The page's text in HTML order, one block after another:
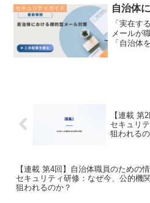
でクラウ
常ルーテ
セキュリティガイド 自治体
「実在す
メールが
「自治体
【連載 第
セキュリ
狙われる
【連載 第4回】自治体職員のための
セキュリティ研修：なぜ今、公的機
狙われるのか？